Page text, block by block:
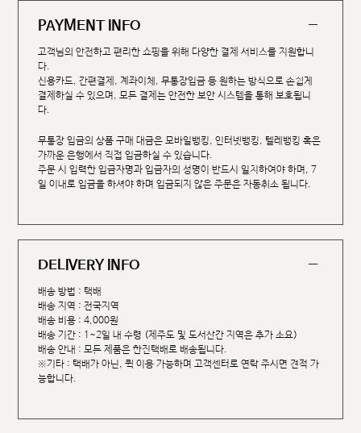
PAYMENT INFO
고객님의 안전하고 편리한 쇼핑을 위해 다양한 결제 서비스를 지원합니
다.
신용카드, 간편결제, 계좌이체, 무통장입금 등 원하는 방식으로 손쉽게
결제하실 수 있으며, 모든 결제는 안전한 보안 시스템을 통해 보호됩니
다.
무통장 입금의 상품 구매 대금은 모바일뱅킹, 인터넷뱅킹, 텔레뱅킹 혹은
가까운 은행에서 직접 입금하실 수 있습니다.
주문 시 입력한 입금자명과 입금자의 성명이 반드시 일치하여야 하며, 7
일 이내로 입금을 하셔야 하며 입금되지 않은 주문은 자동취소 됩니다.
DELIVERY INFO
배송 방법 : 택배
배송 지역 : 전국지역
배송 비용 : 4,000원
배송 기간 : 1~2일 내 수령 (제주도 및 도서산간 지역은 추가 소요)
배송 안내 : 모든 제품은 한진택배로 배송됩니다.
※기타 : 택배가 아닌, 퀵 이용 가능하며 고객센터로 연락 주시면 견적 가
능합니다.